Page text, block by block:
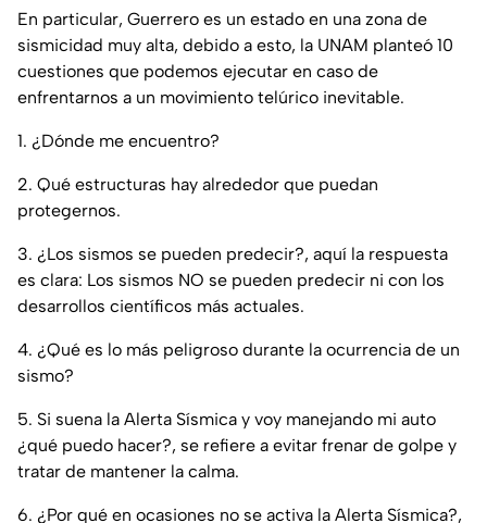
En particular, Guerrero es un estado en una zona de
sismicidad muy alta, debido a esto, la UNAM planteó 10
cuestiones que podemos ejecutar en caso de
enfrentarnos a un movimiento telúrico inevitable.
1. ¿Dónde me encuentro?
2. Qué estructuras hay alrededor que puedan
protegernos.
3. ¿Los sismos se pueden predecir?, aquí la respuesta
es clara: Los sismos NO se pueden predecir ni con los
desarrollos científicos más actuales.
4. ¿Qué es lo más peligroso durante la ocurrencia de un
sismo?
5. Si suena la Alerta Sísmica y voy manejando mi auto
¿qué puedo hacer?, se refiere a evitar frenar de golpe y
tratar de mantener la calma.
6. ¿Por qué en ocasiones no se activa la Alerta Sísmica?,